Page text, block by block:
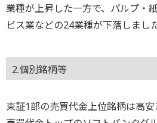
業種が上昇した一方で、パルプ・
ビス業などの24業種が下落しました
2.個別銘柄等
東証1部の売買代金上位銘柄は高安